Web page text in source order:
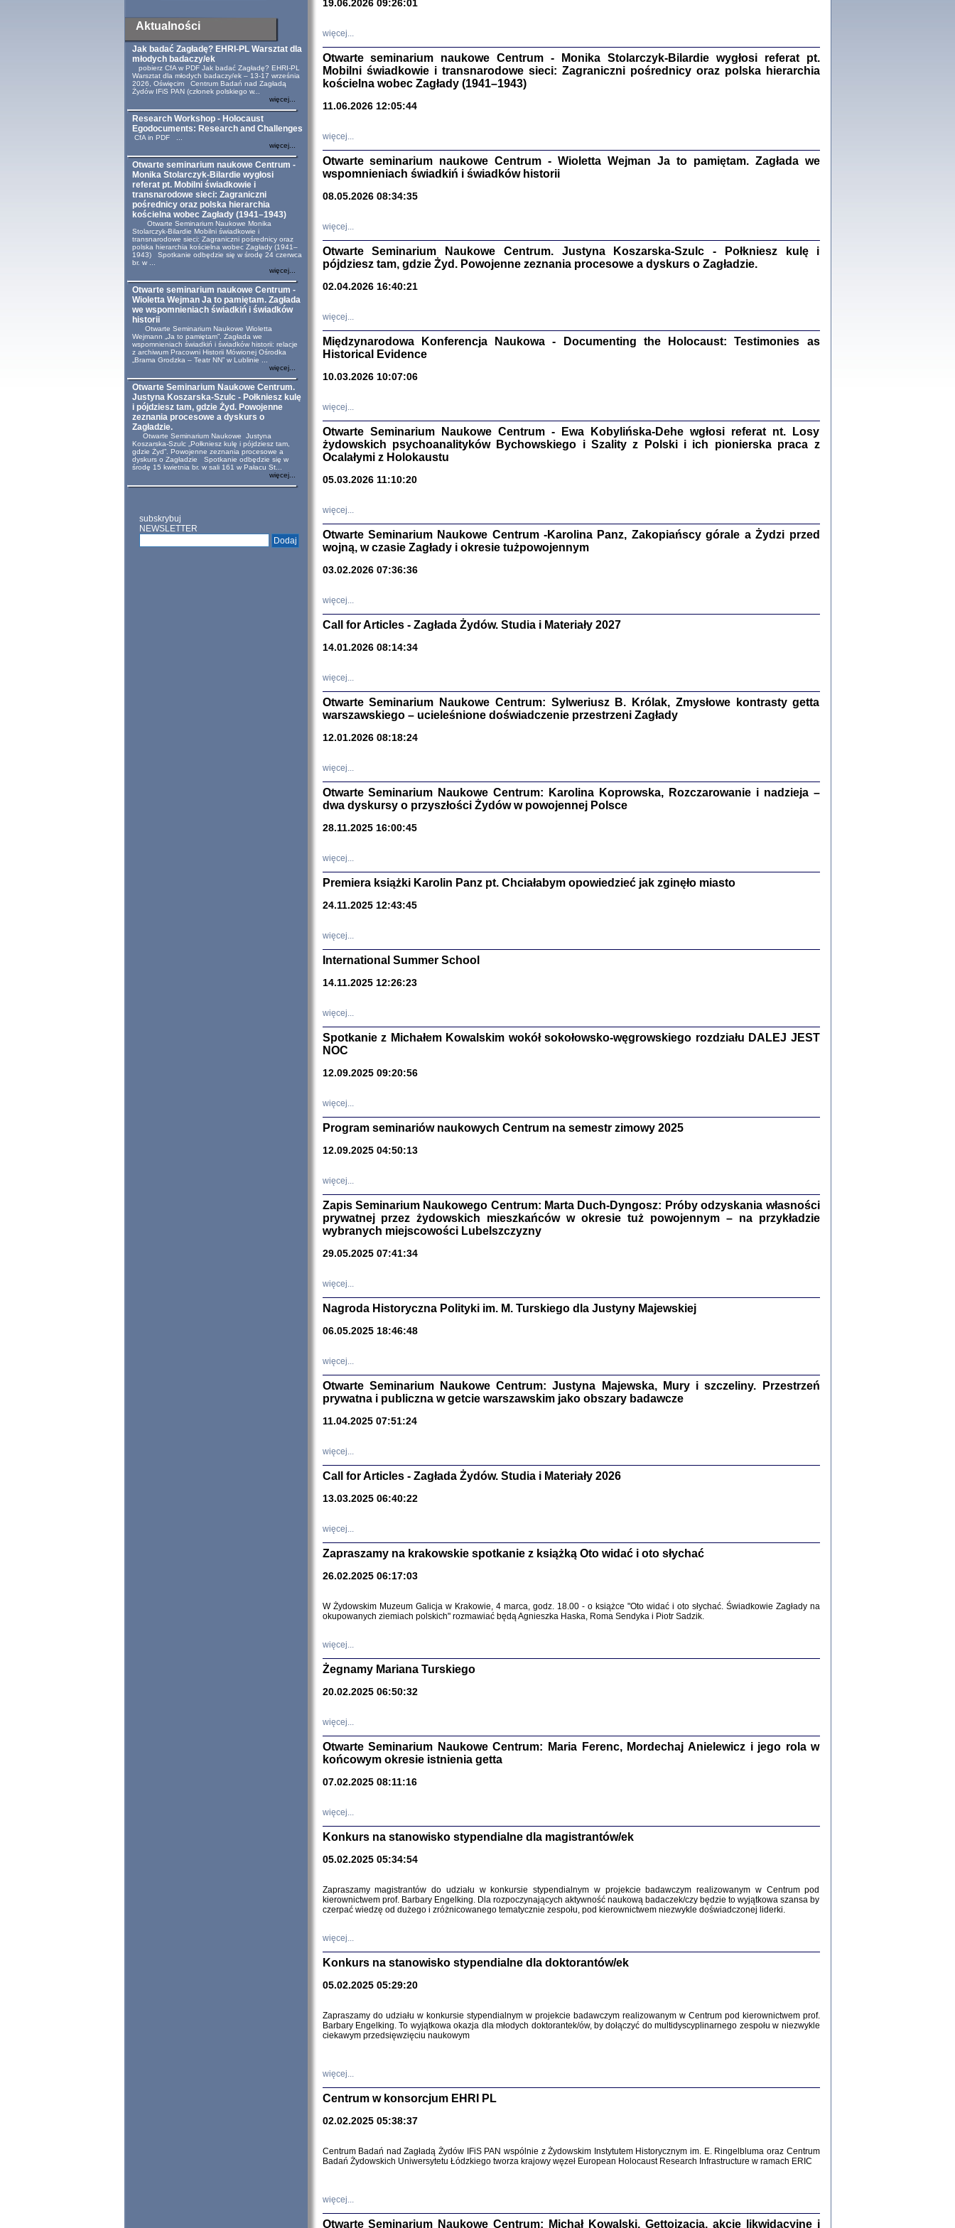
Aktualności
Jak badać Zagładę? EHRI-PL Warsztat dla
młodych badaczy/ek
pobierz CfA w PDF Jak badać Zagładę? EHRI-PL
Warsztat dla młodych badaczy/ek – 13-17 września
2026, Oświęcim Centrum Badań nad Zagładą
Żydów IFiS PAN (członek polskiego w...
więcej...
Research Workshop - Holocaust
Egodocuments: Research and Challenges
CfA in PDF ...
więcej...
Otwarte seminarium naukowe Centrum -
Monika Stolarczyk-Bilardie wygłosi
referat pt. Mobilni świadkowie i
transnarodowe sieci: Zagraniczni
pośrednicy oraz polska hierarchia
kościelna wobec Zagłady (1941–1943)
Otwarte Seminarium Naukowe Monika
Stolarczyk-Bilardie Mobilni świadkowie i
transnarodowe sieci: Zagraniczni pośrednicy oraz
polska hierarchia kościelna wobec Zagłady (1941–
1943) Spotkanie odbędzie się w środę 24 czerwca
br. w ...
więcej...
Otwarte seminarium naukowe Centrum -
Wioletta Wejman Ja to pamiętam. Zagłada
we wspomnieniach świadkiń i świadków
historii
Otwarte Seminarium Naukowe Wioletta
Wejmann „Ja to pamiętam”. Zagłada we
wspomnieniach świadkiń i świadków historii: relacje
z archiwum Pracowni Historii Mówionej Ośrodka
„Brama Grodzka – Teatr NN” w Lublinie ...
więcej...
Otwarte Seminarium Naukowe Centrum.
Justyna Koszarska-Szulc - Połkniesz kulę
i pójdziesz tam, gdzie Żyd. Powojenne
zeznania procesowe a dyskurs o
Zagładzie.
Otwarte Seminarium Naukowe Justyna
Koszarska-Szulc „Połkniesz kulę i pójdziesz tam,
gdzie Żyd”. Powojenne zeznania procesowe a
dyskurs o Zagładzie Spotkanie odbędzie się w
środę 15 kwietnia br. w sali 161 w Pałacu St...
więcej...
subskrybuj
NEWSLETTER
oprac. Aleksandra Bańkowska
Warszawa 2022
oprac. Aleksandra Bańkowska, wstęp Jacek Leociak
Warszawa 2021
Studia i Materiały
nr 17, R. 2021
NIE WIEMY CO PRZYNIESIE NAM KOLEJNA GODZINA ...
Dziennik pisany w ukryciu w latach 1943-1944
Zagłada Żydów.
Sewek Okonowski, oprac. Marta Janczewska
PISZĄCY TE SŁOWA JEST PRACOWNIKIEM
GETTOWEJ INSTYTUCJI ...
'z Dziennika' i inne pisma z łódzkiego getta
Józef Zelkowicz, tłum. z jidysz, oprac. i wstęp. Monika Polit
CZYTAJĄC GAZETĘ NIEMIECKĄ ...
Warszawa 2019
Zagłada Żydów.
red. i wstęp Barbara Engelking, Jan Grabowski
Stanisław Adler, oprac. i wstępem opatrzyłaMarta Janczewska
Warszawa 2018
Warszawa 2017
Pisma Kopla i Mirki Piżyców o życiu w getcie i okupowanej
Warszawie
Warszawa 2016
SZCZĘŚCIE JEST POSIADAĆ DOM POD ZIEMIĄ ...
19.06.2026 09:26:01
więcej...
Otwarte seminarium naukowe Centrum - Monika Stolarczyk-Bilardie wygłosi referat pt.
Mobilni świadkowie i transnarodowe sieci: Zagraniczni pośrednicy oraz polska hierarchia
kościelna wobec Zagłady (1941–1943)
11.06.2026 12:05:44
więcej...
Otwarte seminarium naukowe Centrum - Wioletta Wejman Ja to pamiętam. Zagłada we
wspomnieniach świadkiń i świadków historii
08.05.2026 08:34:35
więcej...
Otwarte Seminarium Naukowe Centrum. Justyna Koszarska-Szulc - Połkniesz kulę i
pójdziesz tam, gdzie Żyd. Powojenne zeznania procesowe a dyskurs o Zagładzie.
02.04.2026 16:40:21
więcej...
Międzynarodowa Konferencja Naukowa - Documenting the Holocaust: Testimonies as
Historical Evidence
10.03.2026 10:07:06
więcej...
Otwarte Seminarium Naukowe Centrum - Ewa Kobylińska-Dehe wgłosi referat nt. Losy
żydowskich psychoanalityków Bychowskiego i Szality z Polski i ich pionierska praca z
Ocalałymi z Holokaustu
05.03.2026 11:10:20
więcej...
Otwarte Seminarium Naukowe Centrum -Karolina Panz, Zakopiańscy górale a Żydzi przed
wojną, w czasie Zagłady i okresie tużpowojennym
03.02.2026 07:36:36
więcej...
Call for Articles - Zagłada Żydów. Studia i Materiały 2027
14.01.2026 08:14:34
więcej...
Otwarte Seminarium Naukowe Centrum: Sylweriusz B. Królak, Zmysłowe kontrasty getta
warszawskiego – ucieleśnione doświadczenie przestrzeni Zagłady
12.01.2026 08:18:24
więcej...
Otwarte Seminarium Naukowe Centrum: Karolina Koprowska, Rozczarowanie i nadzieja –
dwa dyskursy o przyszłości Żydów w powojennej Polsce
28.11.2025 16:00:45
więcej...
Premiera książki Karolin Panz pt. Chciałabym opowiedzieć jak zginęło miasto
24.11.2025 12:43:45
więcej...
International Summer School
14.11.2025 12:26:23
więcej...
Spotkanie z Michałem Kowalskim wokół sokołowsko-węgrowskiego rozdziału DALEJ JEST
NOC
12.09.2025 09:20:56
więcej...
Program seminariów naukowych Centrum na semestr zimowy 2025
12.09.2025 04:50:13
więcej...
Zapis Seminarium Naukowego Centrum: Marta Duch-Dyngosz: Próby odzyskania własności
prywatnej przez żydowskich mieszkańców w okresie tuż powojennym – na przykładzie
wybranych miejscowości Lubelszczyzny
29.05.2025 07:41:34
więcej...
Nagroda Historyczna Polityki im. M. Turskiego dla Justyny Majewskiej
06.05.2025 18:46:48
więcej...
Otwarte Seminarium Naukowe Centrum: Justyna Majewska, Mury i szczeliny. Przestrzeń
prywatna i publiczna w getcie warszawskim jako obszary badawcze
11.04.2025 07:51:24
więcej...
Call for Articles - Zagłada Żydów. Studia i Materiały 2026
13.03.2025 06:40:22
więcej...
Zapraszamy na krakowskie spotkanie z książką Oto widać i oto słychać
26.02.2025 06:17:03
W Żydowskim Muzeum Galicja w Krakowie, 4 marca, godz. 18.00 - o książce "Oto widać i oto słychać. Świadkowie Zagłady na
okupowanych ziemiach polskich" rozmawiać będą Agnieszka Haska, Roma Sendyka i Piotr Sadzik.
więcej...
Żegnamy Mariana Turskiego
20.02.2025 06:50:32
więcej...
Otwarte Seminarium Naukowe Centrum: Maria Ferenc, Mordechaj Anielewicz i jego rola w
końcowym okresie istnienia getta
07.02.2025 08:11:16
więcej...
Konkurs na stanowisko stypendialne dla magistrantów/ek
05.02.2025 05:34:54
Zapraszamy magistrantów do udziału w konkursie stypendialnym w projekcie badawczym realizowanym w Centrum pod
kierownictwem prof. Barbary Engelking. Dla rozpoczynających aktywność naukową badaczek/czy będzie to wyjątkowa szansa by
czerpać wiedzę od dużego i zróżnicowanego tematycznie zespołu, pod kierownictwem niezwykle doświadczonej liderki.
więcej...
Konkurs na stanowisko stypendialne dla doktorantów/ek
05.02.2025 05:29:20
Zapraszamy do udziału w konkursie stypendialnym w projekcie badawczym realizowanym w Centrum pod kierownictwem prof.
Barbary Engelking. To wyjątkowa okazja dla młodych doktorantek/ów, by dołączyć do multidyscyplinarnego zespołu w niezwykle
ciekawym przedsięwzięciu naukowym
więcej...
Centrum w konsorcjum EHRI PL
02.02.2025 05:38:37
Centrum Badań nad Zagładą Żydów IFiS PAN wspólnie z Żydowskim Instytutem Historycznym im. E. Ringelbluma oraz Centrum
Badań Żydowskich Uniwersytetu Łódzkiego tworza krajowy węzeł European Holocaust Research Infrastructure w ramach ERIC
więcej...
Otwarte Seminarium Naukowe Centrum: Michał Kowalski, Gettoizacja, akcje likwidacyjne i